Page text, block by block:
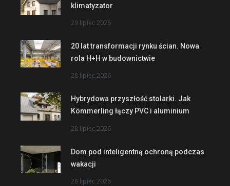
klimatyzator
29 lipiec 2026
20 lat transformacji rynku ścian. Nowa
rola H+H w budownictwie
28 lipiec 2026
Hybrydowa przyszłość stolarki. Jak
Kömmerling łączy PVC i aluminium
28 lipiec 2026
Dom pod inteligentną ochroną podczas
wakacji
28 lipiec 2026